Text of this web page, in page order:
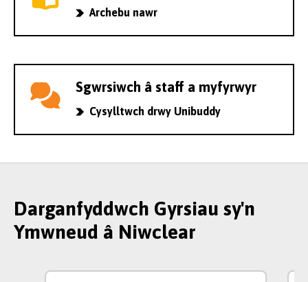
Archebu nawr
Sgwrsiwch â staff a myfyrwyr
Cysylltwch drwy Unibuddy
Darganfyddwch Gyrsiau sy'n
Ymwneud â Niwclear